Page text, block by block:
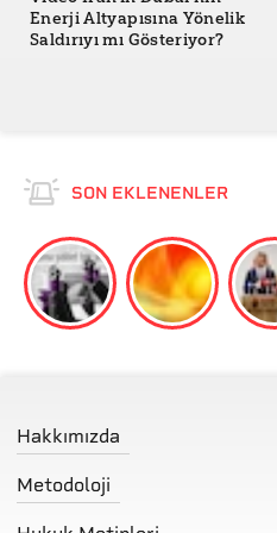
Enerji Altyapısına Yönelik
Saldırıyı mı Gösteriyor?
SON EKLENENLER
Hakkımızda
Metodoloji